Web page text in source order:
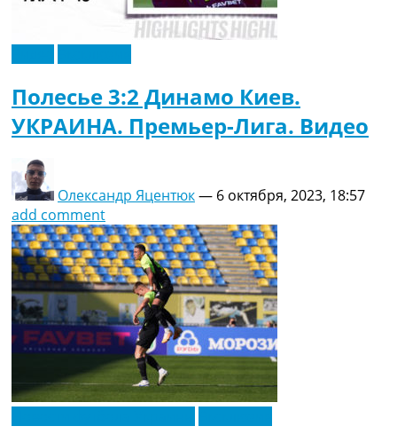
Полесье 3:2 Динамо Киев.
УКРАИНА. Премьер-Лига. Видео
Олександр Яцентюк— 6 октября, 2023, 18:57
add comment